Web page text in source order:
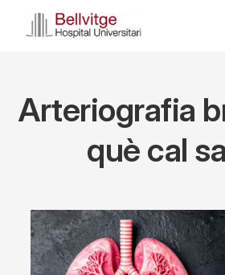
Arteriografia
què cal
Imagen